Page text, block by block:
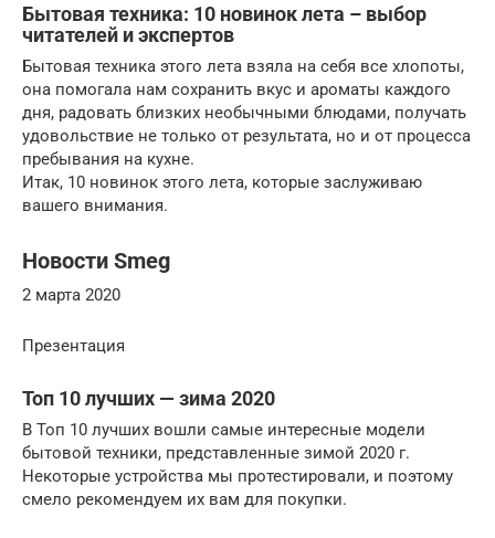
Бытовая техника: 10 новинок лета – выбор
читателей и экспертов
Бытовая техника этого лета взяла на себя все хлопоты,
она помогала нам сохранить вкус и ароматы каждого
дня, радовать близких необычными блюдами, получать
удовольствие не только от результата, но и от процесса
пребывания на кухне.
Итак, 10 новинок этого лета, которые заслуживаю
вашего внимания.
Новости Smeg
2 марта 2020
Презентация
Топ 10 лучших — зима 2020
В Топ 10 лучших вошли самые интересные модели
бытовой техники, представленные зимой 2020 г.
Некоторые устройства мы протестировали, и поэтому
смело рекомендуем их вам для покупки.